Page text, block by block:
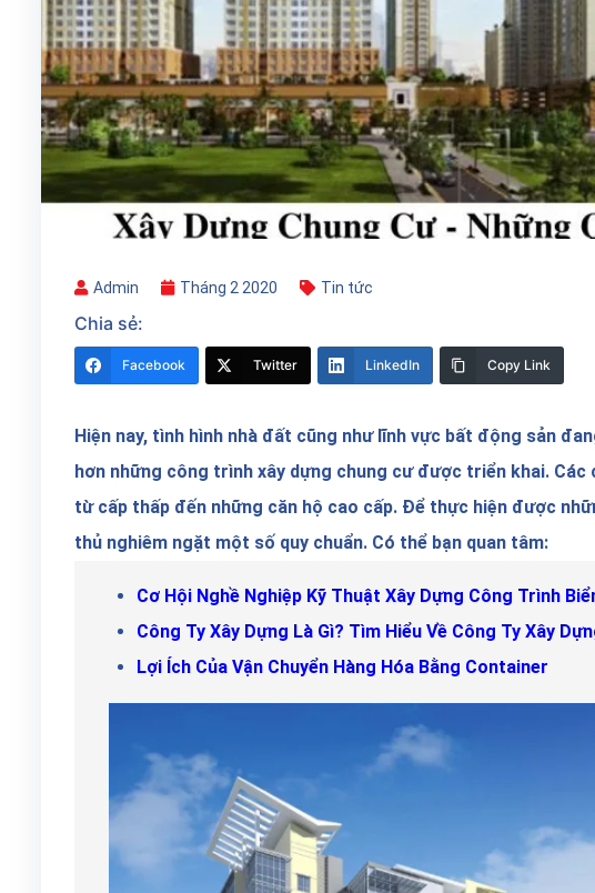
Admin Tháng 2 2020 Tin tức
Chia sẻ:
Facebook Twitter LinkedIn Copy Link
Hiện nay, tình hình nhà đất cũng như lĩnh vực bất động sản
hơn những công trình xây dựng chung cư được triển khai.
từ cấp thấp đến những căn hộ cao cấp. Để thực hiện được
thủ nghiêm ngặt một số quy chuẩn. Có thể bạn quan tâm:
Cơ Hội Nghề Nghiệp Kỹ Thuật Xây Dựng Công Trình
Công Ty Xây Dựng Là Gì? Tìm Hiểu Về Công Ty Xây
Lợi Ích Của Vận Chuyển Hàng Hóa Bằng Container